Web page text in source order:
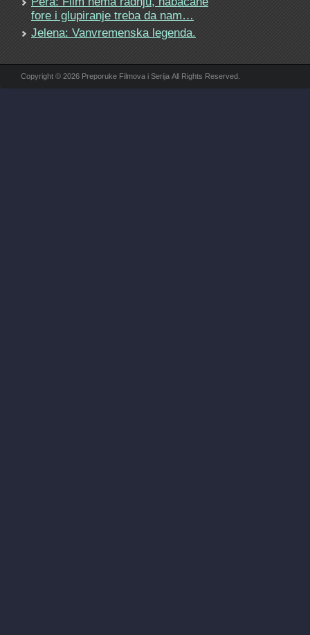
fore i glupiranje treba da nam…
Jelena: Vanvremenska legenda.
Copyright © 2026 Preporuke Filmova i Serija All Rights Reserved.